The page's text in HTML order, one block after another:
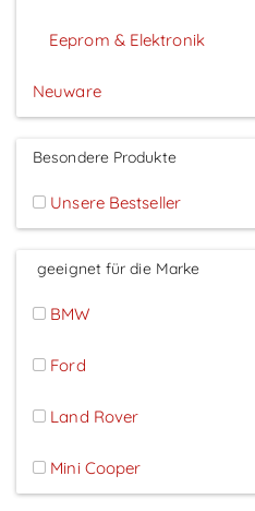
Eeprom & Elektronik
Neuware
Besondere Produkte
Unsere Bestseller
geeignet für die Marke
BMW
Ford
Land Rover
Mini Cooper